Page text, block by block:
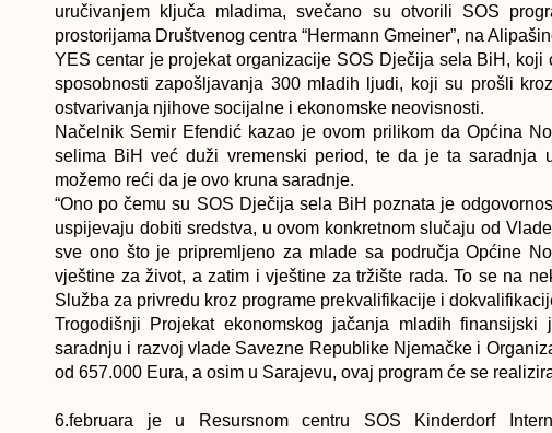
uručivanjem ključa mladima, svečano su otvorili SOS
prostorijama Društvenog centra “Hermann Gmeiner”, na
YES centar je projekat organizacije SOS Dječija sela BiH,
sposobnosti zapošljavanja 300 mladih ljudi, koji su prošli
ostvarivanja njihove socijalne i ekonomske neovisnosti.
Načelnik Semir Efendić kazao je ovom prilikom da Općina
selima BiH već duži vremenski period, te da je ta saradnja
možemo reći da je ovo kruna saradnje.
“Ono po čemu su SOS Dječija sela BiH poznata je
uspijevaju dobiti sredstva, u ovom konkretnom slučaju od
sve ono što je pripremljeno za mlade sa područja Općine
vještine za život, a zatim i vještine za tržište rada. To se na
Služba za privredu kroz programe prekvalifikacije i
Trogodišnji Projekat ekonomskog jačanja mladih
saradnju i razvoj vlade Savezne Republike Njemačke i
od 657.000 Eura, a osim u Sarajevu, ovaj program će se
6.februara je u Resursnom centru SOS Kinderdorf